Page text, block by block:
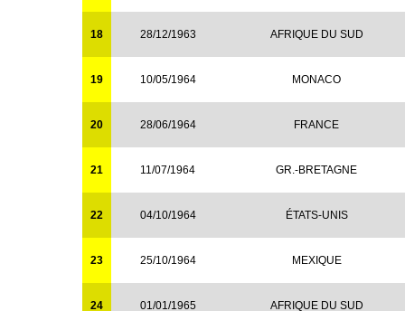
18 28/12/1963 AFRIQUE DU SUD
19 10/05/1964 MONACO
20 28/06/1964 FRANCE
21 11/07/1964 GR.-BRETAGNE
22 04/10/1964 ÉTATS-UNIS
23 25/10/1964 MEXIQUE
24 01/01/1965 AFRIQUE DU SUD